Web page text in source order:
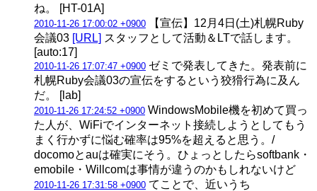
ね。 [HT-01A]
2010-11-26 17:00:02 +0900 【宣伝】12月4日(土)札幌Ruby
会議03 [URL] スタッフとして活動＆LTで話します。
[auto:17]
2010-11-26 17:07:47 +0900 ゼミで発表してきた。発表前に
札幌Ruby会議03の宣伝をするという狡猾行為に及ん
だ。 [lab]
2010-11-26 17:24:52 +0900 WindowsMobile機を初めて買っ
た人が、WiFiでインターネット接続しようとしてもう
まく行かずに悩む確率は95%を超えると思う。/
docomoとauは確実にそう。ひょっとしたらsoftbank・
emobile・Willcomは事情が違うのかもしれないけど
2010-11-26 17:31:58 +0900 てことで、近いうち